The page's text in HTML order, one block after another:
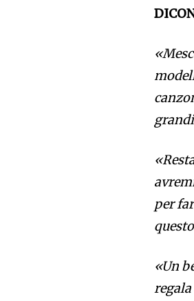
per
«Un